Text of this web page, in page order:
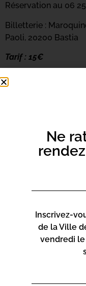
Réservation au 06
Billetterie :
Paoli, 20200 Bastia
Tarif : 15€
Ne
Inscrivez-
de la Ville
vendredi